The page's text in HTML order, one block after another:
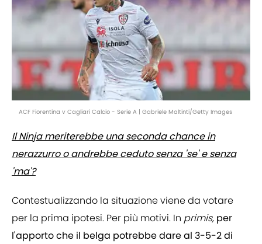
ACF Fiorentina v Cagliari Calcio - Serie A | Gabriele Maltinti/Getty Images
Il Ninja meriterebbe una seconda chance in
nerazzurro o andrebbe ceduto senza 'se' e senza
'ma'?
Contestualizzando la situazione viene da votare
per la prima ipotesi. Per più motivi. In primis, per
l'apporto che il belga potrebbe dare al 3-5-2 di